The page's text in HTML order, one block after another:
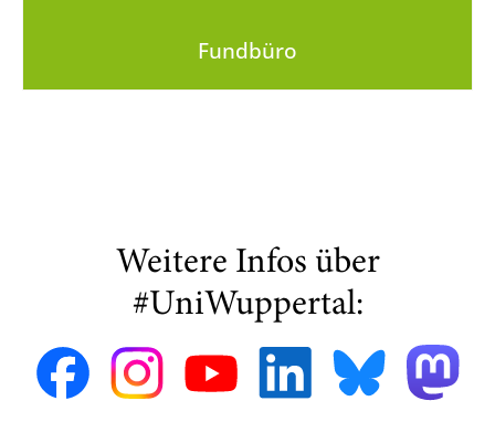
Fundbüro
Weitere Infos über
#UniWuppertal: